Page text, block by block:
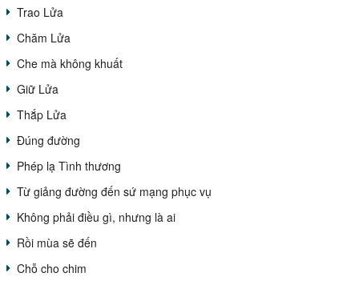
Trao Lửa
Chăm Lửa
Che mà không khuất
Giữ Lửa
Thắp Lửa
Đúng đường
Phép lạ Tình thương
Từ giảng đường đến sứ mạng phục vụ
Không phải điều gì, nhưng là ai
Rồi mùa sẽ đến
Chỗ cho chim